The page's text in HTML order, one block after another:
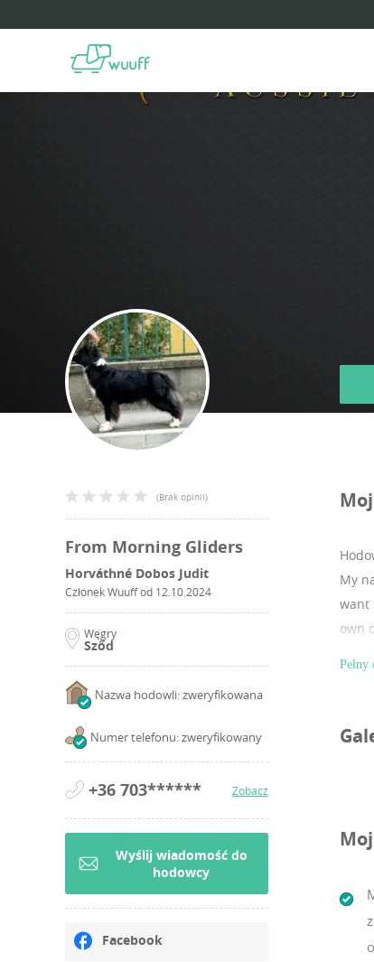
(Brak opinii)
From Morning Gliders
Horváthné Dobos Judit
Członek Wuuff od 12.10.2024
Węgry
Sződ
Nazwa hodowli: zweryfikowana
Numer telefonu: zweryfikowany
+36 703****** Zobacz
Wyślij wiadomość do
hodowcy
Facebook
My
want
own
Pełny